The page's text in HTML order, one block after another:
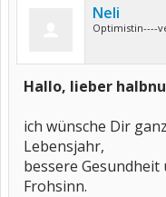
Neli
Optimistin----
Hallo, lieber
ich wünsche Dir
Lebensjahr,
bessere Gesundheit
Frohsinn.